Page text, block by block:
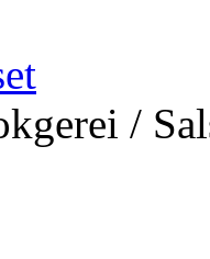
/